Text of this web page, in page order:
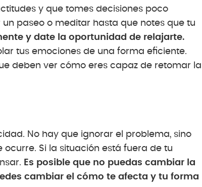
y que tomes decisiones poco
paseo o meditar hasta que notes que tu
y date la oportunidad de relajarte.
tus emociones de una forma eficiente.
deben ver cómo eres capaz de retomar la
No hay que ignorar el problema, sino
Si la situación está fuera de tu
Es posible que no puedas cambiar la
cambiar el cómo te afecta y tu forma